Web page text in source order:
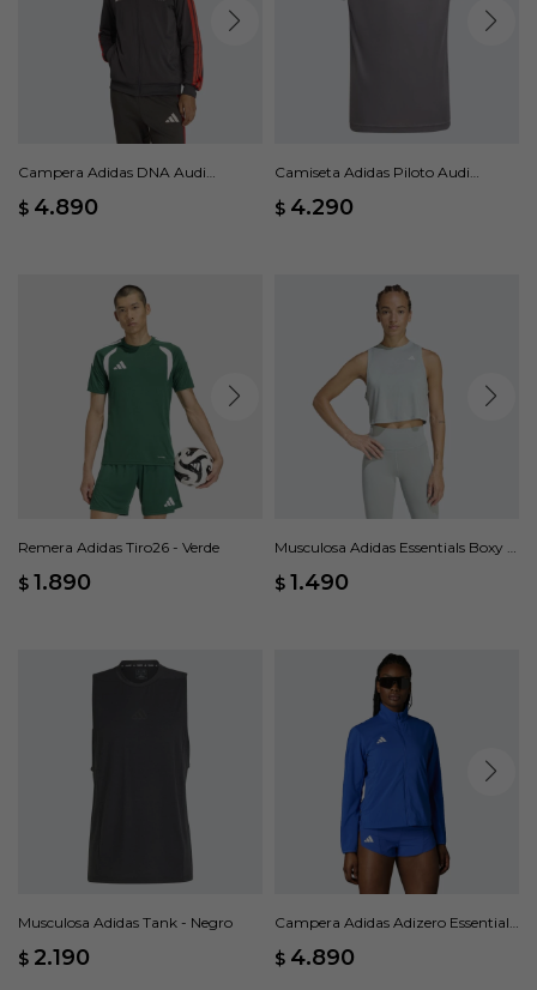
Campera Adidas DNA Audi
$ 4.890
Camiseta Adidas Piloto Audi
$ 4.290
Remera Adidas Tiro26 - Verde
$ 1.890
Musculosa Adidas Essentials Boxy -
$ 1.490
Musculosa Adidas Tank - Negro
$ 2.190
Campera Adidas Adizero Essentials
$ 4.890